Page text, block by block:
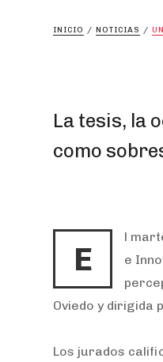
INICIO / NOTICIAS /
La tesis, la
como
E
l
e
Oviedo y dirigida
Los jurados